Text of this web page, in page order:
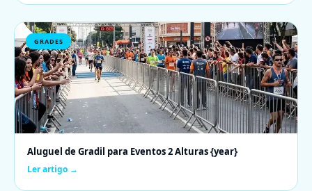
GRADES
Aluguel de Gradil para Eventos 2 Alturas {year}
Ler artigo →